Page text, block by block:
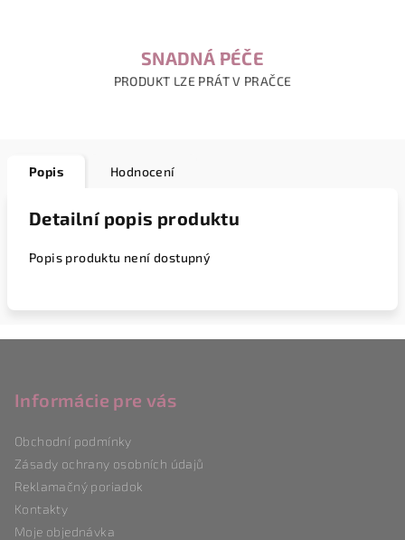
SNADNÁ PÉČE
PRODUKT LZE PRÁT V PRAČCE
Popis Hodnocení
Detailní popis produktu
Popis produktu není dostupný
Informácie pre vás
Obchodní podmínky
Zásady ochrany osobních údajů
Reklamačný poriadok
Kontakty
Moje objednávka